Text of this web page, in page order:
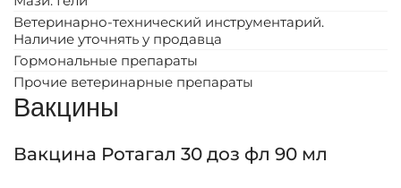
Ветеринарно-технический инструментарий.
Наличие уточнять у продавца
Гормональные препараты
Прочие ветеринарные препараты
Вакцины
Вакцина Ротагал 30 доз фл 90 мл